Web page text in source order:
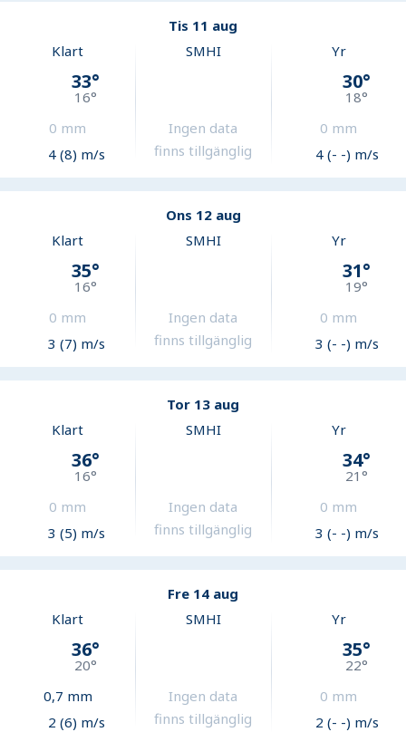
Tis 11 aug
Klart
33°
16°
0 mm
4 (8) m/s
SMHI
Ingen data
finns tillgänglig
Yr
30°
18°
0 mm
4 (- -) m/s
Ons 12 aug
Klart
35°
16°
0 mm
3 (7) m/s
SMHI
Ingen data
finns tillgänglig
Yr
31°
19°
0 mm
3 (- -) m/s
Tor 13 aug
Klart
36°
16°
0 mm
3 (5) m/s
SMHI
Ingen data
finns tillgänglig
Yr
34°
21°
0 mm
3 (- -) m/s
Fre 14 aug
Klart
36°
20°
0,7 mm
2 (6) m/s
SMHI
Ingen data
finns tillgänglig
Yr
35°
22°
0 mm
2 (- -) m/s